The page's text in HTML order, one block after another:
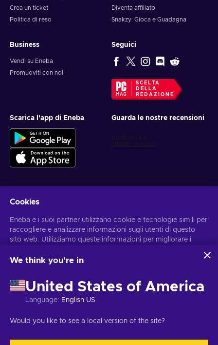
Crea un ticket
Politica di reso
Diventa affiliato
Snakzy: Gioca e Guadagna
Business
Vendi su Eneba
Promuoviti con noi
Seguici
SCELTA
DELLA
REDAZIONE
Scarica l'app di Eneba Guarda le nostre recensioni
Ottieni offerte di gioco personalizzate
Iscriviti
Puoi annullare l'iscrizione in qualsiasi momento. Visital'informativa
Copyright © 2026 Eneba. Tutti i diritti sono riservati. JSC ‘’Helis play’’,
Cookies
Eneba e i suoi partner utilizzano cookie e tecnologie simili per
raccogliere e analizzare informazioni sugli utenti di questo
sito web. Utilizziamo queste informazioni per migliorare i
personali potrebbero anche essere usati per personalizzare
Cliccando su “Accetta tutto”, acconsenti all'uso di queste
tecnologie da parte di Eneba e dei suoi partner. Puoi
modificare il tuo consenso cliccando su “Personalizza”.
da parte di Google, consulta Sicurezza e privacy di Google
We think you're in
United States of America
Language: English US
Would you like to see a local version of the site?